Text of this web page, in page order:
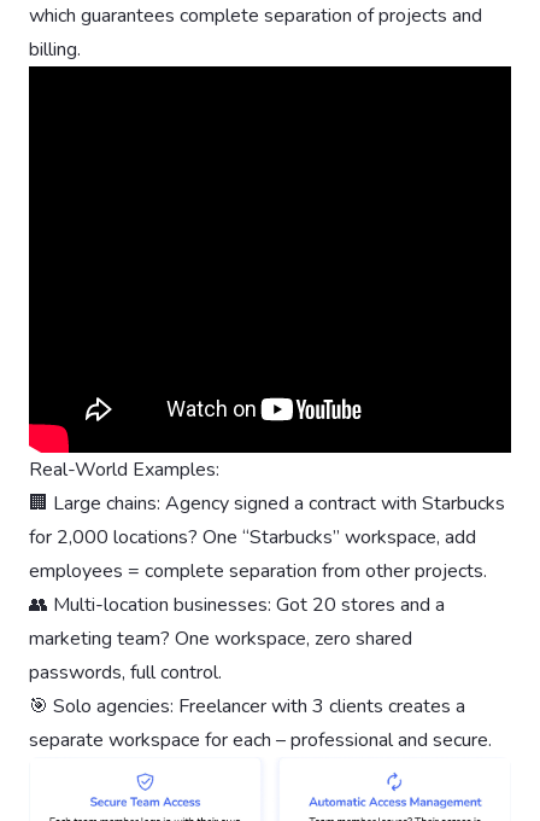
which guarantees complete separation of projects and
billing.
Real-World Examples:
🏢 Large chains: Agency signed a contract with Starbucks
for 2,000 locations? One “Starbucks” workspace, add
employees = complete separation from other projects.
👥 Multi-location businesses: Got 20 stores and a
marketing team? One workspace, zero shared
passwords, full control.
🎯 Solo agencies: Freelancer with 3 clients creates a
separate workspace for each – professional and secure.